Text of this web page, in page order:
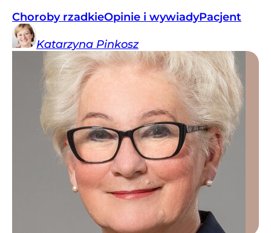
Choroby rzadkieOpinie i wywiadyPacjent
Katarzyna Pinkosz